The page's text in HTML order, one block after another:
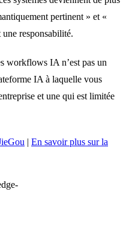
pertinent » et «
responsabilité.
workflows IA n’est pas un
IA à laquelle vous
et une qui est limitée
| En savoir plus sur la